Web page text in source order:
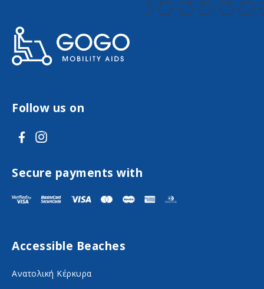
Follow us on
V
s
i
a
c
V
s
i
n
s
Secure payments with
Accessible Beaches
Ανατολική Κέρκυρα